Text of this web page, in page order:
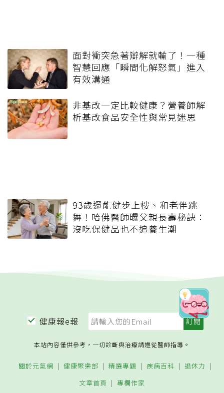
面對衝突急著辯解就輸了！一種
智慧回應「瞬間化解怒氣」進入
有效溝通
非基改一定比較健康？營養師解
析基改食品安全性與常見迷思
93歲還能健步上樓、和老伴跳
舞！哈佛醫師曝父親長壽秘訣：
沒吃保健品也不追養生潮
健康報e報
本站內容僅供參考，一切診斷與治療請遵從醫師指導。
關於元氣網 健康聚樂部 精選專題 疾病百科
退休力
文章首頁
專欄作家